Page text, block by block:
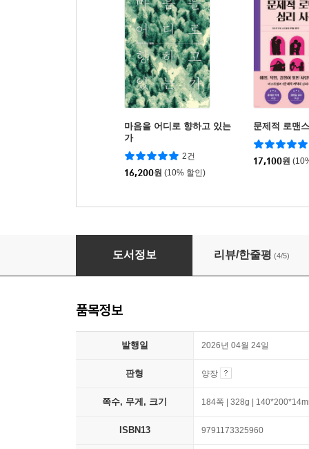
마음을 어디로 향하고 있는
가
2건
16,200원 (10% 할인)
문제적 로맨
17,100원
참 영원한 성자들의 크신 사랑
도서정보 리뷰/한줄평 (4/5)
품목정보
발행일 2026년 04월 24일
판형 양장
쪽수, 무게, 크기 184쪽 | 328g |
ISBN13 9791173325960